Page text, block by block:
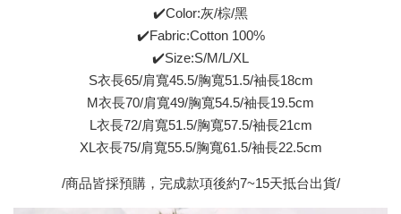
✔️Color:灰/棕/黑
✔️Fabric:Cotton 100%
✔️Size:S/M/L/XL
S衣長65/肩寬45.5/胸寬51.5/袖長18cm
M衣長70/肩寬49/胸寬54.5/袖長19.5cm
L衣長72/肩寬51.5/胸寬57.5/袖長21cm
XL衣長75/肩寬55.5/胸寬61.5/袖長22.5cm
/商品皆採預購，完成款項後約7~15天抵台出貨/